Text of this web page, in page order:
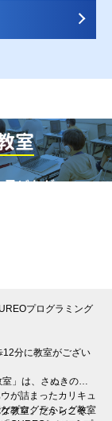
室
子どもが
プログラミング
12分に教室がござい
」は、さぬきの小
が詰まったカリキュ
プログラミング教室
教室」だからこそ、